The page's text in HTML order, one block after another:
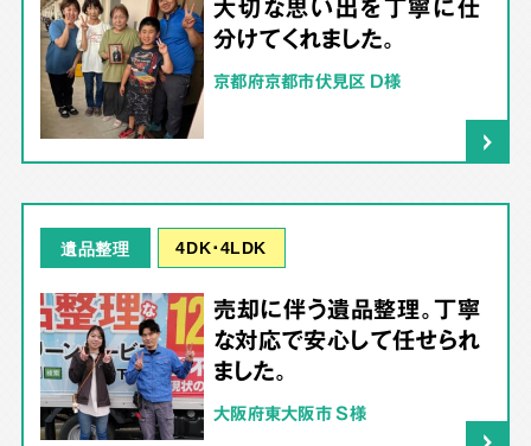
大切な思い出を丁寧に仕
分けてくれました。
京都府京都市伏見区 D様
遺品整理 4DK･4LDK
売却に伴う遺品整理。丁寧
な対応で安心して任せられ
ました。
大阪府東大阪市 S様